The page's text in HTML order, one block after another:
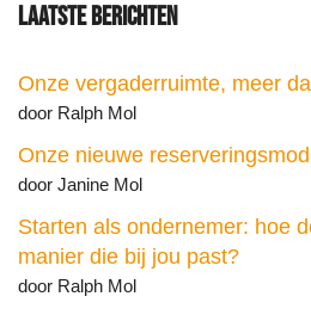
Laatste berichten
Onze vergaderruimte, meer
door Ralph Mol
Onze nieuwe
door Janine Mol
Starten als ondernemer: hoe
manier die bij jou past?
door Ralph Mol